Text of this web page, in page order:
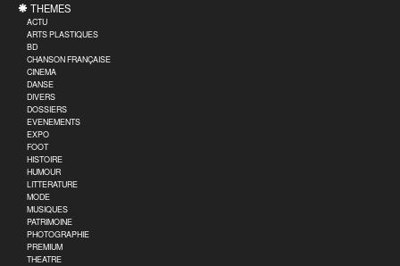
THEMES
ACTU
ARTS PLASTIQUES
BD
CHANSON FRANÇAISE
CINEMA
DANSE
DIVERS
DOSSIERS
EVENEMENTS
EXPO
FOOT
HISTOIRE
HUMOUR
LITTERATURE
MODE
MUSIQUES
PATRIMOINE
PHOTOGRAPHIE
PREMIUM
THEATRE